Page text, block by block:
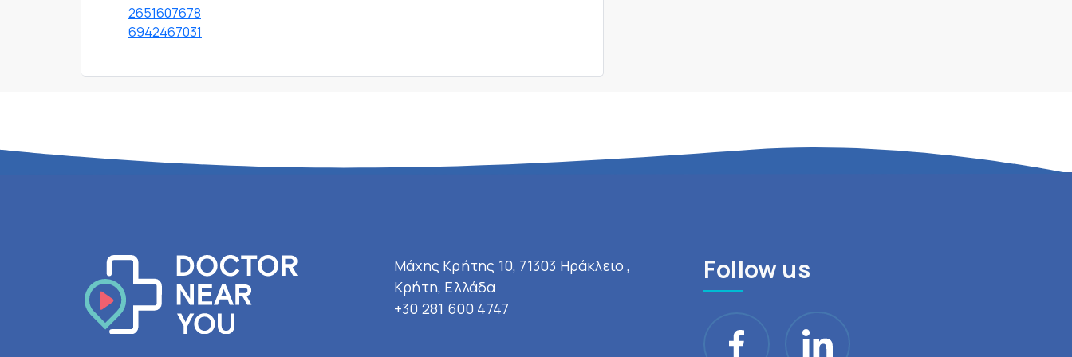
2651607678
6942467031
Μάχης Κρήτης 10, 71303 Ηράκλειο ,
Κρήτη, Ελλάδα
+30 281 600 4747
Follow us